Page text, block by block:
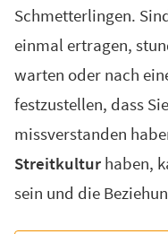
Schmetterlingen.
einmal ertragen,
warten oder nach
festzustellen, dass
missverstanden
Streitkultur haben,
sein und die